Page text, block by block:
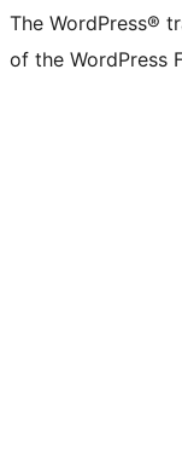
The WordPress®
of the WordPress